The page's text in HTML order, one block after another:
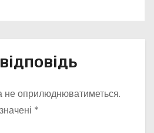
оприлюднюватиметься.
*